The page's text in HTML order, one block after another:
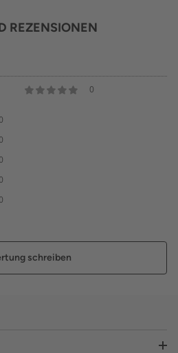
REZENSIONEN
0
0
0
0
0
0
schreiben